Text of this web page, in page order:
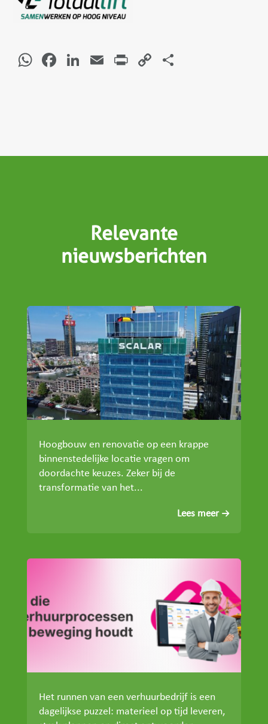
WhatsApp
Facebook
LinkedIn
EmailPrintCopy
Relevante
nieuwsberichten
Hoogbouw en renovatie op een krappe
binnenstedelijke locatie vragen om
doordachte keuzes. Zeker bij de
transformatie van het...
Lees meer
Het runnen van een verhuurbedrijf is een
dagelijkse puzzel: materieel op tijd leveren,